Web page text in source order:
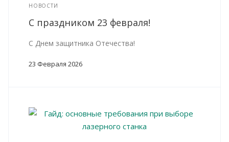
НОВОСТИ
С праздником 23 февраля!
С Днем защитника Отечества!
23 Февраля 2026